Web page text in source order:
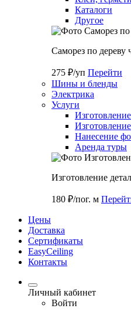
Каталоги
Другое
Саморез по дереву
275 ₽/уп Перейти
Шины и бленды
Электрика
Услуги
Нанесение
Аренда туры
Изготовление
180 ₽/пог. м
Цены
Доставка
Cертификаты
EasyCeiling
Контакты
Личный кабинет
Войти